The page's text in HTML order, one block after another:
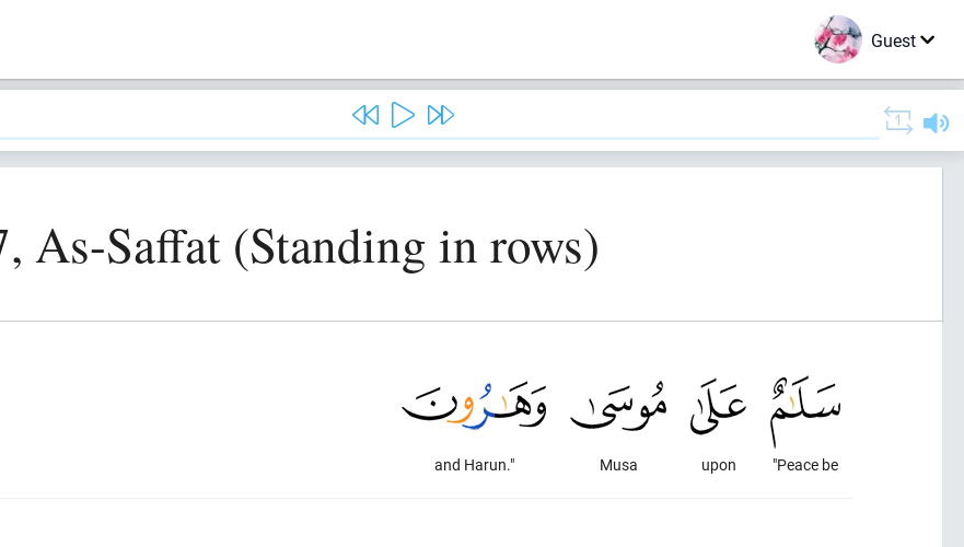
Guest
As-Saffat (Standing in rows)
"Peace be
upon
Musa
and Harun."